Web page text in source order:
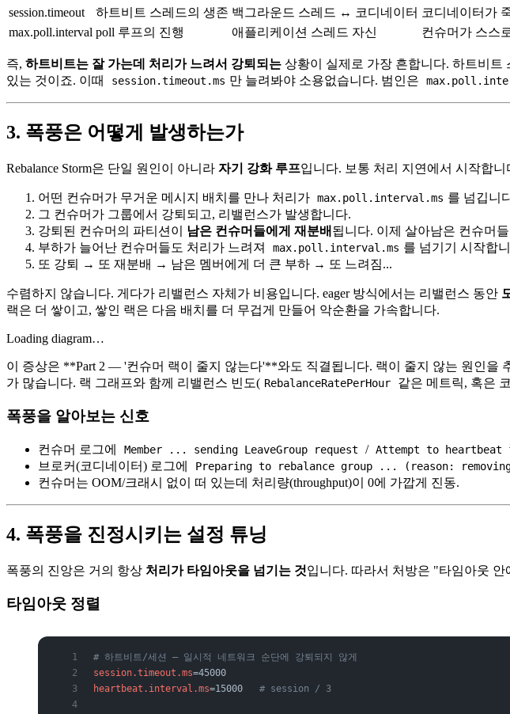
session.timeout
하트비트 스레드의 생존 백그라운드 스레드 ↔ 코디네이터 코디네이터가
max.poll.interval poll 루프의 진행 애플리케이션 스레드 자신 컨슈머가 스스
즉, 하트비트는 잘 가는데 처리가 느려서 강퇴되는 상황이 실제로 가장 흔합니다. 하트비
있는 것이죠. 이때
session.timeout.ms 만 늘려봐야 소용없습니다. 범인은
3. 폭풍은 어떻게 발생하는가
Rebalance Storm은 단일 원인이 아니라 자기 강화 루프입니다. 보통 처리 지연에서 시작합니
어떤 컨슈머가 무거운 메시지 배치를 만나 처리가 max.poll.interval.ms 를 넘깁니
그 컨슈머가 그룹에서 강퇴되고, 리밸런스가 발생합니다.
강퇴된 컨슈머의 파티션이 남은 컨슈머들에게 재분배 됩니다. 이제 살아남은 컨슈머
부하가 늘어난 컨슈머들도 처리가 느려져
max.poll.interval.ms 를 넘기기 시작합
또 강퇴 → 또 재분배 → 남은 멤버에게 더 큰 부하 → 또 느려짐...
수렴하지 않습니다. 게다가 리밸런스 자체가 비용입니다. eager 방식에서는 리밸런스 동안
랙은 더 쌓이고, 쌓인 랙은 다음 배치를 더 무겁게 만들어 악순환을 가속합니다.
Loading diagram…
이 증상은 **Part 2 — '컨슈머 랙이 줄지 않는다'**와도 직결됩니다. 랙이 줄지 않는 원인을
가 많습니다. 랙 그래프와 함께 리밸런스 빈도( RebalanceRatePerHour 같은 메트릭, 혹은
폭풍을 알아보는 신호
컨슈머 로그에 Member ... sending LeaveGroup request / Attempt to
브로커(코디네이터) 로그에
Preparing to rebalance group ... (reason:
컨슈머는 OOM/크래시 없이 떠 있는데 처리량(throughput)이 0에 가깝게 진동.
4. 폭풍을 진정시키는 설정 튜닝
폭풍의 진앙은 거의 항상 처리가 타임아웃을 넘기는 것입니다. 따라서 처방은 "타임아웃
타임아웃 정렬
# 하트비트/세션 — 일시적 네트워크 순단에 강퇴되지 않게
session.timeout.ms=45000
heartbeat.interval.ms=15000 # session / 3